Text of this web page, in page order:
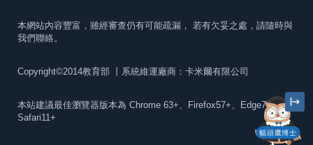
貓頭鷹博士
本網站內容豐富，雖經審查仍有可能疏漏， 若有欠妥之處，請隨時與
我們聯絡。
Copyright©2014教育部 丨系統維運廠商：卡米爾有限公司
本站建議最佳瀏覽器版本為 Chrome 63+、Firefox57+、Edge79+及
Safari11+